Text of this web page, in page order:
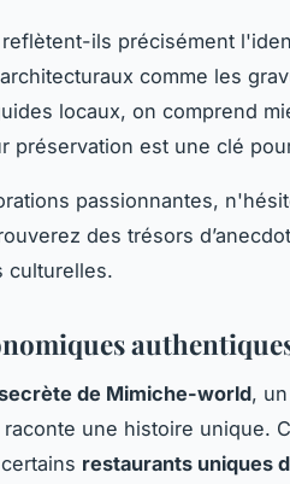
ils précisément
comme les
locaux, on comprend
préservation est une clé
passionnantes,
des trésors
culturelles.
de Mimiche-world,
une histoire unique.
restaurants uniques